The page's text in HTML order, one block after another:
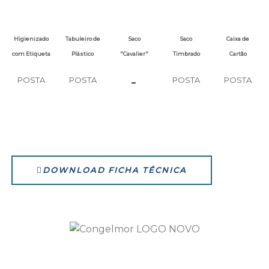
Higienizado
com Etiqueta
Tabuleiro de
Plástico
Saco
"Cavalier"
Saco
Timbrado
Caixa de
Cartão
POSTA POSTA - POSTA POSTA
DOWNLOAD FICHA TÉCNICA